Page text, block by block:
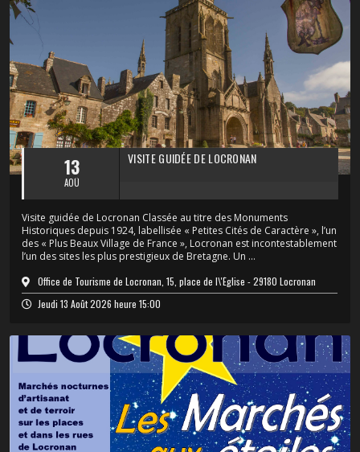
13
AOÛ
VISITE GUIDÉE DE LOCRONAN
Visite guidée de Locronan Classée au titre des Monuments
Historiques depuis 1924, labellisée « Petites Cités de Caractère », l’un
des « Plus Beaux Village de France », Locronan est incontestablement
l’un des sites les plus prestigieux de Bretagne. Un ...
Office de Tourisme de Locronan, 15, place de l\'Église - 29180 Locronan
Jeudi 13 Août 2026 heure 15:00